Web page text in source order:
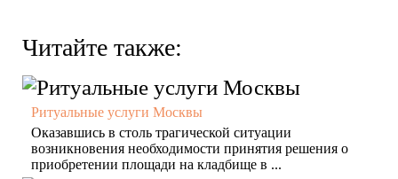
Читайте также:
Ритуальные услуги Москвы
Оказавшись в столь трагической ситуации
возникновения необходимости принятия решения о
приобретении площади на кладбище в ...